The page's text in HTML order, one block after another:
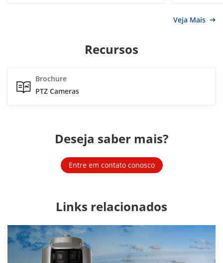
Veja Mais
Recursos
Brochure
PTZ Cameras
Deseja saber mais?
Entre em contato conosco
Links relacionados